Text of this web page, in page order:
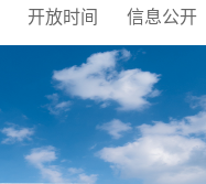
开放时间 信息公开